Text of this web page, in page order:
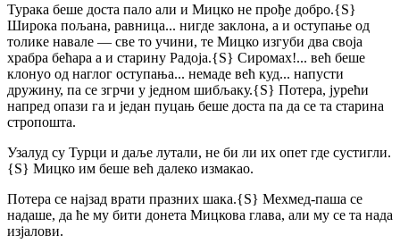
Турака беше доста пало али и Мицко не прође добро.{S}
Широка пољана, равница... нигде заклона, а и оступање од
толике навале — све то учини, те Мицко изгуби два своја
храбра бећара а и старину Радоја.{S} Сиромах!... већ беше
клонуо од наглог оступања... немаде већ куд... напусти
дружину, па се згрчи у једном шибљаку.{S} Потера, јурећи
напред опази га и један пуцањ беше доста па да се та старина
стропошта.
Узалуд су Турци и даље лутали, не би ли их опет где сустигли.
{S} Мицко им беше већ далеко измакао.
Потера се најзад врати празних шака.{S} Мехмед-паша се
надаше, да ће му бити донета Мицкова глава, али му се та нада
изјалови.